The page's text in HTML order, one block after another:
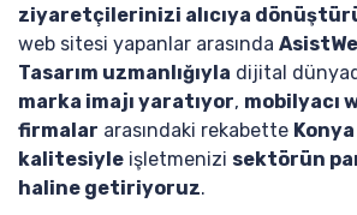
ziyaretçilerinizi alıcıya
web sitesi yapanlar arasında
Tasarım uzmanlığıyla dijital
marka imajı yaratıyor, mobilyacı
firmalar arasındaki rekabette Konya
kalitesiyle işletmenizi sektörün
haline getiriyoruz.